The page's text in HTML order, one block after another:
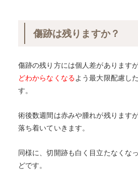
傷跡は残りますか？
傷跡の残り方には個人差がありますが
どわからなくなるよう最大限配慮し
す。
術後数週間は赤みや腫れが残ります
落ち着いていきます。
同様に、切開跡も白く目立たなくな
どです。